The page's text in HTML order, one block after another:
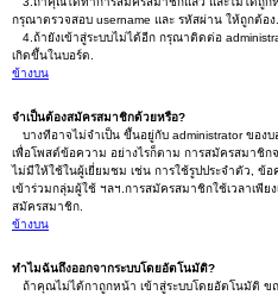
กรุณาตรวจสอบ username และ รหัสผ่าน ให้ถูกต้อง.
4.ถ้ายังเข้าสู่ระบบไม่ได้อีก กรุณาติดต่อ
เกิดขึ้นในบอร์ด.
ข้างบน
จำเป็นต้องสมัครสมาชิกด้วยหรือ?
บางทีอาจไม่จำเป็น ขึ้นอยู่กับ administrator ขอ
เพื่อโพสต์ข้อความ อย่างไรก็ตาม การสมัครสมาชิ
ไม่มีให้ใช้ในผู้เยี่ยมชม เช่น การใช้รูปประจำตัว, ข้
เข้าร่วมกลุ่มผู้ใช้ ฯลฯ.การสมัครสมาชิกใช้เวลาเพี
สมัครสมาชิก.
ข้างบน
ทำไมฉันถึงออกจากระบบโดยอัตโนมัติ?
ถ้าคุณไม่ได้กาถูกหน้า เข้าสู่ระบบโดยอัตโนมัติ ข